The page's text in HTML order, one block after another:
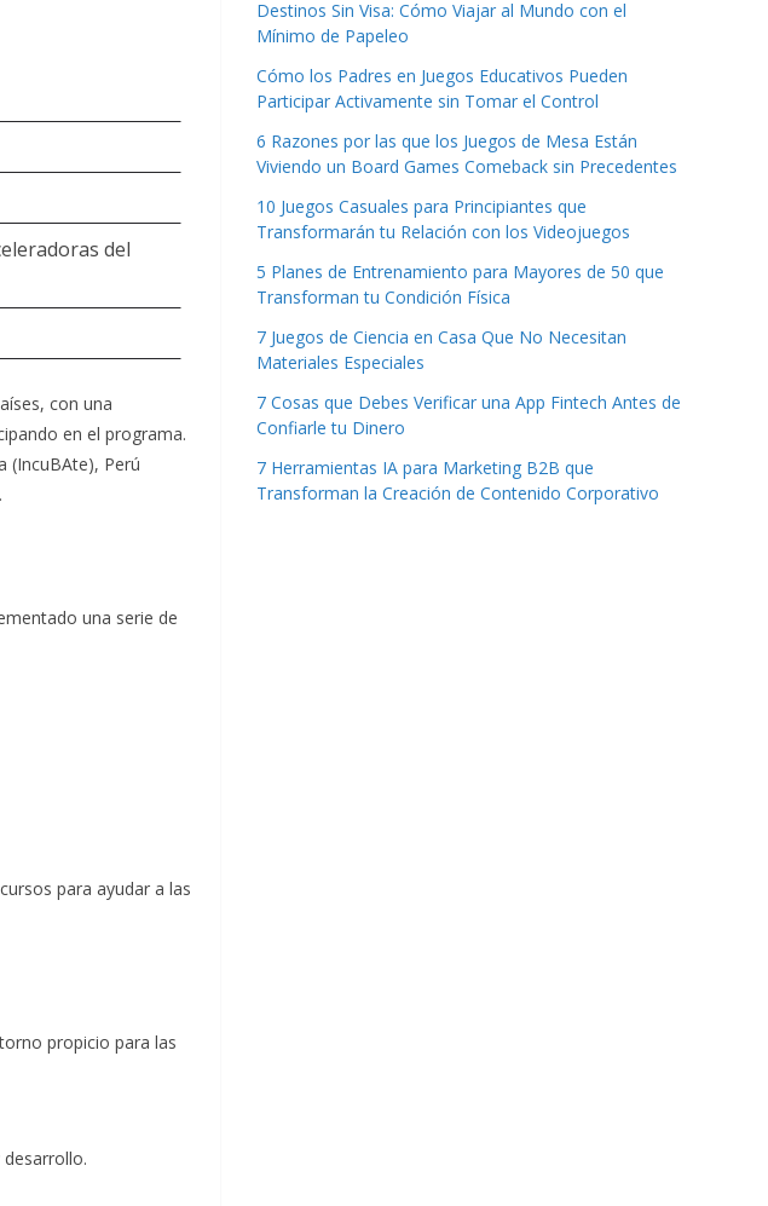
del
con una
en el programa.
(IncuBAte), Perú
.
una serie de
para ayudar a las
propicio para las
Destinos Sin Visa: Cómo Viajar al Mundo con el
Mínimo de Papeleo
Cómo los Padres en Juegos Educativos Pueden
Participar Activamente sin Tomar el Control
6 Razones por las que los Juegos de Mesa Están
Viviendo un Board Games Comeback sin Precedentes
10 Juegos Casuales para Principiantes que
Transformarán tu Relación con los Videojuegos
5 Planes de Entrenamiento para Mayores de 50 que
Transforman tu Condición Física
7 Juegos de Ciencia en Casa Que No Necesitan
Materiales Especiales
7 Cosas que Debes Verificar una App Fintech Antes de
Confiarle tu Dinero
7 Herramientas IA para Marketing B2B que
Transforman la Creación de Contenido Corporativo